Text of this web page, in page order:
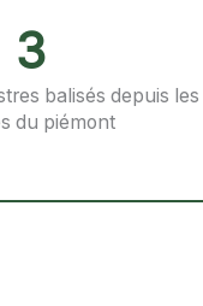
3
balisés depuis les
du piémont